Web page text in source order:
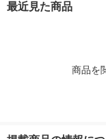
最近見た商品
商品を